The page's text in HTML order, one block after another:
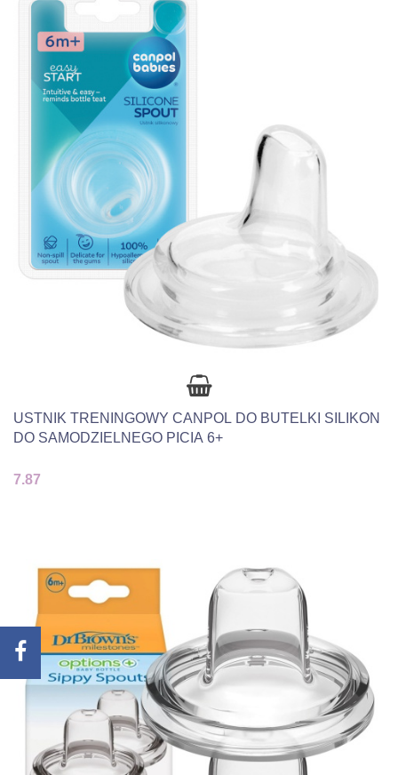
USTNIK TRENINGOWY CANPOL DO BUTELKI SILIKON
DO SAMODZIELNEGO PICIA 6+
7.87